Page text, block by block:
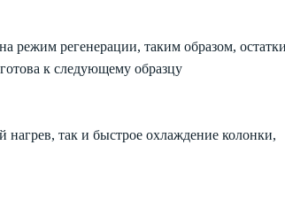
режим регенерации, таким образом, остатки
к следующему образцу
нагрев, так и быстрое охлаждение колонки,